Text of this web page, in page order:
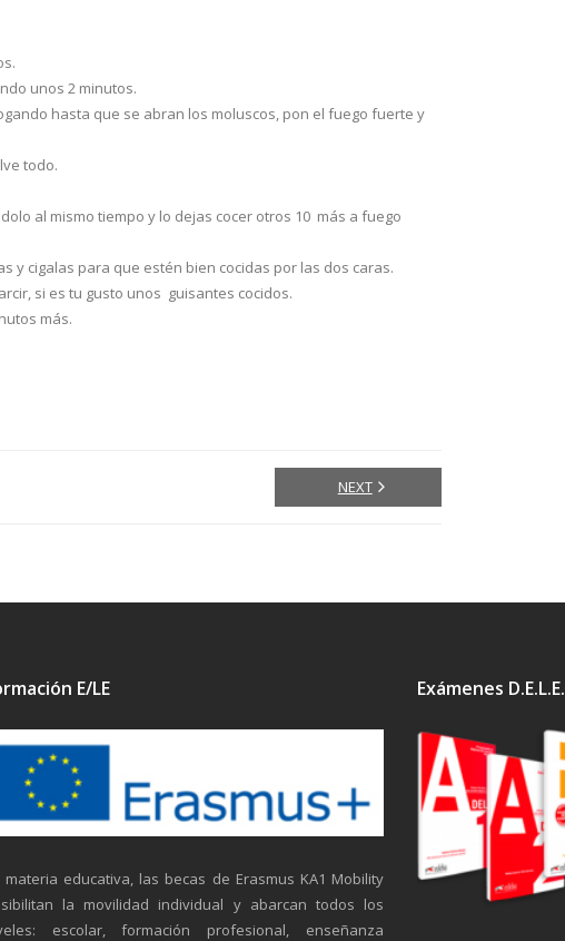
unos 2 minutos.
hasta que se abran los moluscos, pon el fuego fuerte y
todo.
al mismo tiempo y lo dejas cocer otros 10 más a fuego
y cigalas para que estén bien cocidas por las dos caras.
si es tu gusto unos guisantes cocidos.
más.
NEXT
E/LE
materia educativa, las becas de Erasmus KA1 Mobility
la movilidad individual y abarcan todos los
escolar, formación profesional, enseñanza
Exámenes D.E.L.E.